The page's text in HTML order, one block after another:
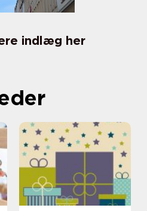
indlæg her